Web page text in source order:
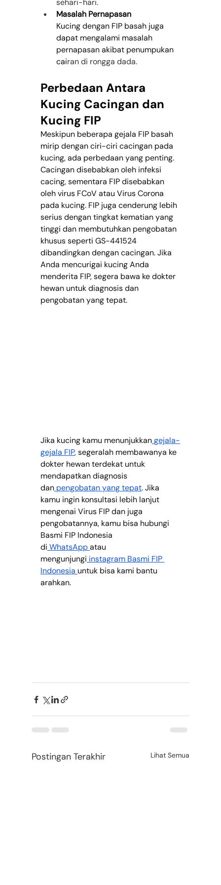
sehari-hari.
Masalah Pernapasan
Kucing dengan FIP basah juga
dapat mengalami masalah
pernapasan akibat penumpukan
cairan di rongga dada.
Perbedaan Antara
Kucing Cacingan dan
Kucing FIP
Meskipun beberapa gejala FIP basah
mirip dengan ciri-ciri cacingan pada
kucing, ada perbedaan yang penting.
Cacingan disebabkan oleh infeksi
cacing, sementara FIP disebabkan
oleh virus FCoV atau Virus Corona
pada kucing. FIP juga cenderung lebih
serius dengan tingkat kematian yang
tinggi dan membutuhkan pengobatan
khusus seperti GS-441524
dibandingkan dengan cacingan. Jika
Anda mencurigai kucing Anda
menderita FIP, segera bawa ke dokter
hewan untuk diagnosis dan
pengobatan yang tepat.
Jika kucing kamu menunjukkangejala-
gejala FIP, segeralah membawanya ke
dokter hewan terdekat untuk
mendapatkan diagnosis
dan pengobatan yang tepat. Jika
kamu ingin konsultasi lebih lanjut
mengenai Virus FIP dan juga
pengobatannya, kamu bisa hubungi
Basmi FIP Indonesia
di WhatsAppatau
mengunjungi instagram Basmi FIP
Indonesia untuk bisa kami bantu
arahkan.
Postingan Terakhir Lihat Semua